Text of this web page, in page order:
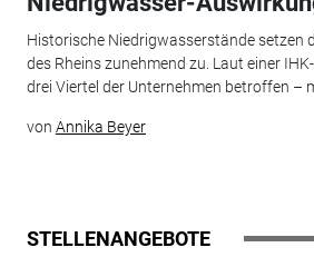
Historische Niedrigwasserstände setzen
des Rheins zunehmend zu. Laut einer
drei Viertel der Unternehmen betroffen –
von Annika Beyer
STELLENANGEBOTE